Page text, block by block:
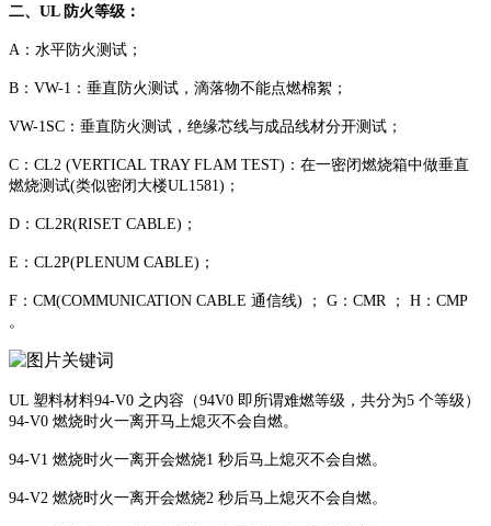
二、UL 防火等级：
A：水平防火测试；
B：VW-1：垂直防火测试，滴落物不能点燃棉絮；
VW-1SC：垂直防火测试，绝缘芯线与成品线材分开测试；
C：CL2 (VERTICAL TRAY FLAM TEST)：在一密闭燃烧箱中做垂直
燃烧测试(类似密闭大楼UL1581)；
D：CL2R(RISET CABLE)；
E：CL2P(PLENUM CABLE)；
F：CM(COMMUNICATION CABLE 通信线) ； G：CMR ； H：CMP
。
UL 塑料材料94-V0 之内容（94V0 即所谓难燃等级，共分为5 个等级）
94-V0 燃烧时火一离开马上熄灭不会自燃。
94-V1 燃烧时火一离开会燃烧1 秒后马上熄灭不会自燃。
94-V2 燃烧时火一离开会燃烧2 秒后马上熄灭不会自燃。